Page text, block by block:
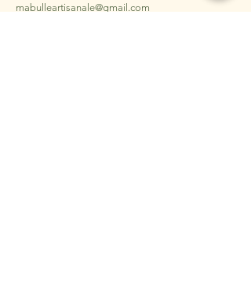
mabulleartisanale@gmail.com